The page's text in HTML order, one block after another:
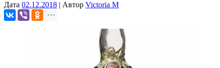
Дата 02.12.2018 | Автор Victoria M